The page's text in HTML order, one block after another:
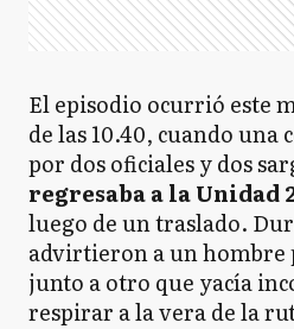
El episodio ocurrió este
de las 10.40, cuando
por dos oficiales y dos
regresaba a la Unidad
luego de un traslado.
advirtieron a un
junto a otro que yacía
respirar a la vera de la